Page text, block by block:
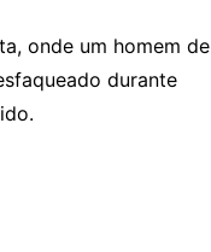
onde um homem de
durante